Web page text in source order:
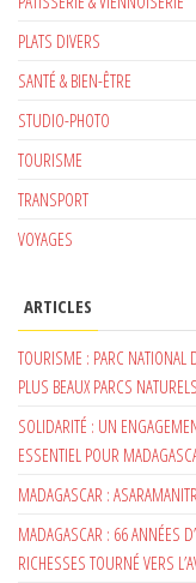
PLATS DIVERS
SANTÉ & BIEN-ÊTRE
STUDIO-PHOTO
TOURISME
TRANSPORT
VOYAGES
ARTICLES
TOURISME : PARC NATIONAL
PLUS BEAUX PARCS
SOLIDARITÉ : UN
ESSENTIEL POUR
MADAGASCAR :
MADAGASCAR : 66 ANNÉES
RICHESSES TOURNÉ VERS